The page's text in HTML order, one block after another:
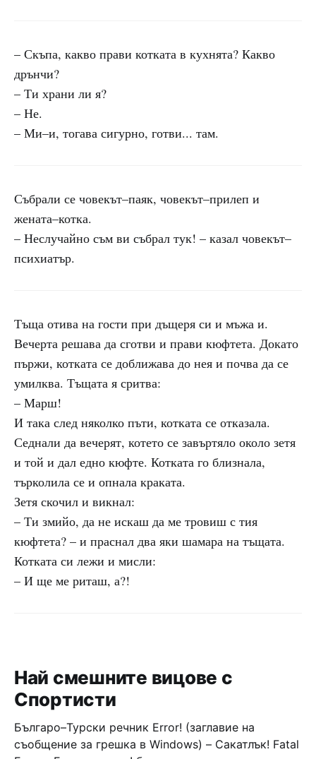
– Скъпа, какво прави котката в кухнята? Какво
дрънчи?
– Ти храни ли я?
– Не.
– Ми–и, тогава сигурно, готви... там.
Събрали се човекът–паяк, човекът–прилеп и
жената–котка.
– Неслучайно съм ви събрал тук! – казал човекът–
психиатър.
Тъща отива на гости при дъщеря си и мъжа и.
Вечерта решава да сготви и прави кюфтета. Докато
пържи, котката се доближава до нея и почва да се
умилква. Тъщата я сритва:
– Марш!
И така след няколко пъти, котката се отказала.
Седнали да вечерят, котето се завъртяло около зетя
и той и дал едно кюфте. Котката го близнала,
търколила се и опнала краката.
Зетя скочил и викнал:
– Ти змийо, да не искаш да ме тровиш с тия
кюфтета? – и праснал два яки шамара на тъщата.
Котката си лежи и мисли:
– И ще ме риташ, а?!
Най смешните вицове с
Спортисти
Българо–Турски речник Error! (заглавие на
съобщение за грешка в Windows) – Сакатлък! Fatal